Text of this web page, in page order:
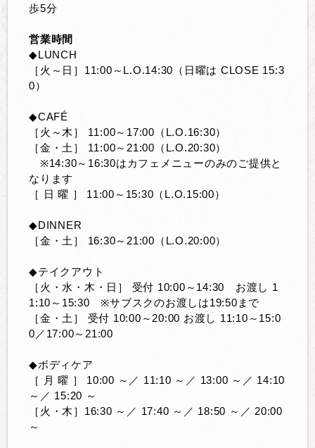
歩5分
営業時間
◆LUNCH
［火～日］ 11:00 ～ L.O.14:30 （日曜は CLOSE 15:3
0）
◆CAFÉ
［火～木］
11:00～ 17:00 （ L.O.16:30）
［金・土］
11:00～21:00 （ L.O.20:30）
※14:30～ 16:30はカフェメニューのみのご提供と
なります
［ 日 曜 ］
11:00 ～ 15:30 （ L.O.15:00）
◆DINNER
［金・土］
16:30～21:00 （ L.O.20:00）
◆テイクアウト
［火・水・木・日］ 受付 10:00 ～ 14:30 お渡し 1
1:10 ～ 15:30 ※サブスクのお渡しは19:50 まで
［金・土］ 受付 10:00 ～20:00 お渡し 11:10 ～ 15:0
0／ 17:00～21:00
◆ボディケア
［ 月 曜 ］
10:00 ～／ 11:10 ～／ 13:00 ～／ 14:10
～／ 15:20 ～
［火・木］ 16:30 ～／ 17:40 ～／ 18:50 ～／ 20:00
～